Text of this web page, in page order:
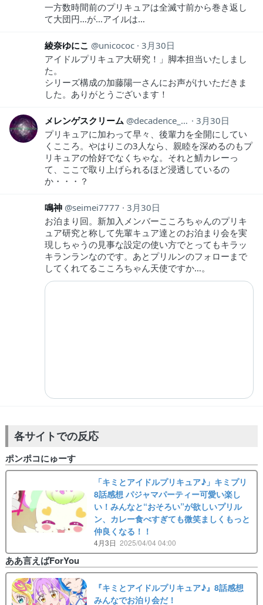
一方数時間前のプリキュアは全滅寸前から巻き返し
て大団円…が…アイルは…
綾奈ゆにこ unicococ 3月30日
アイドルプリキュア大研究！」脚本担当いたしまし
た。
シリーズ構成の加藤陽一さんにお声がけいただきま
した。ありがとうございます！
メレンゲスクリーム decadence_1990
3月30日
プリキュアに加わって早々、後輩力を全開にしてい
くこころ。やはりこの3人なら、親睦を深めるのもプ
リキュアの恰好でなくちゃな。それと鯖カレーっ
て、ここで取り上げられるほど浸透しているの
か・・・？
鳴神 seimei7777
3月30日
お泊まり回。新加入メンバーこころちゃんのプリキ
ュア研究と称して先輩キュア達とのお泊まり会を実
現しちゃうの見事な設定の使い方でとってもキラッ
キランランなのです。あとプリルンのフォローまで
してくれてるこころちゃん天使ですか…。
各サイトでの反応
ポンポコにゅーす
「キミとアイドルプリキュア♪」キミプリ
8話感想 パジャマパーティー可愛い楽し
い！みんなと“おそろい”が欲しいプリル
ン、カレー食べすぎても微笑ましくもっと
仲良くなる！！
4月3日 2025/04/04 04:00
ああ言えばForYou
『キミとアイドルプリキュア♪』8話感想
みんなでお泊り会だ！